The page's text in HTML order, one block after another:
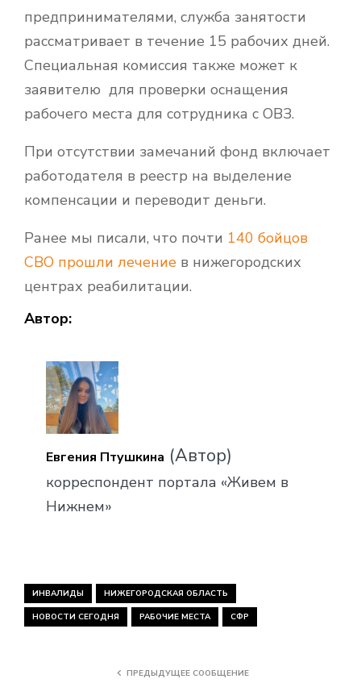
предпринимателями, служба занятости
рассматривает в течение 15 рабочих дней.
Специальная комиссия также может к
заявителю для проверки оснащения
рабочего места для сотрудника с ОВЗ.
При отсутствии замечаний фонд включает
работодателя в реестр на выделение
компенсации и переводит деньги.
Ранее мы писали, что почти 140 бойцов
СВО прошли лечение в нижегородских
центрах реабилитации.
Автор:
Евгения Птушкина (Автор)
корреспондент портала «Живем в
Нижнем»
ИНВАЛИДЫ НИЖЕГОРОДСКАЯ ОБЛАСТЬ
НОВОСТИ СЕГОДНЯ РАБОЧИЕ МЕСТА СФР
ПРЕДЫДУЩЕЕ СООБЩЕНИЕ